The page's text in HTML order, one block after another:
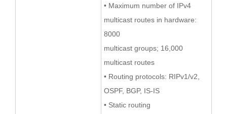
• Maximum number of IPv4
multicast routes in hardware:
8000
multicast groups; 16,000
multicast routes
• Routing protocols: RIPv1/v2,
OSPF, BGP, IS-IS
• Static routing